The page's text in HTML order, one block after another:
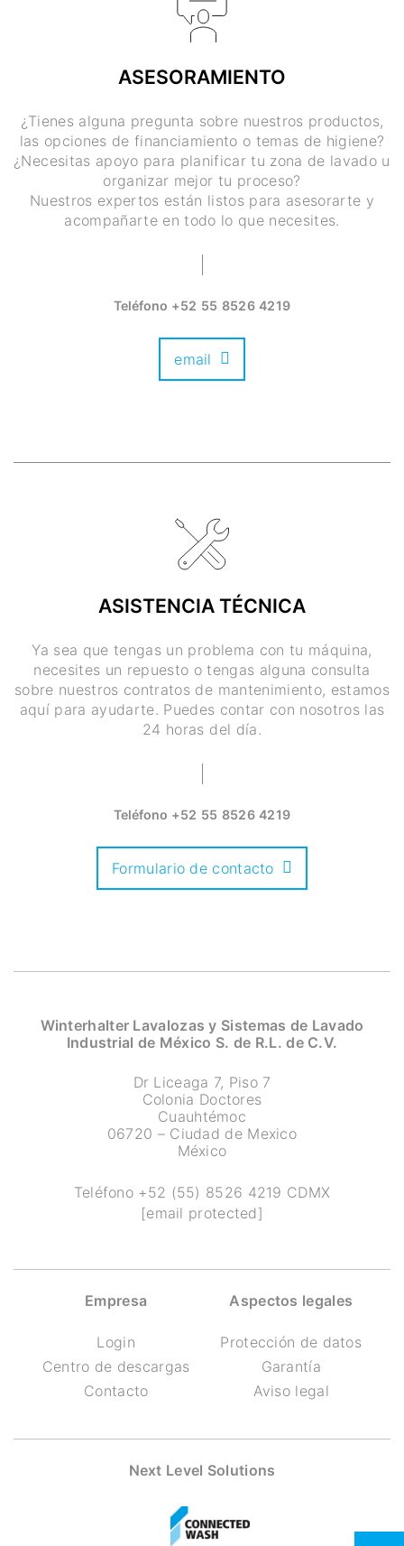
ASESORAMIENTO
¿Tienes alguna pregunta sobre nuestros productos,
las opciones de financiamiento o temas de higiene?
¿Necesitas apoyo para planificar tu zona de lavado u
organizar mejor tu proceso?
Nuestros expertos están listos para asesorarte y
acompañarte en todo lo que necesites.
Teléfono +52 55 8526 4219
email
ASISTENCIA TÉCNICA
Ya sea que tengas un problema con tu máquina,
necesites un repuesto o tengas alguna consulta
sobre nuestros contratos de mantenimiento, estamos
aquí para ayudarte. Puedes contar con nosotros las
24 horas del día.
Teléfono +52 55 8526 4219
Formulario de contacto
Winterhalter Lavalozas y Sistemas de Lavado
Industrial de México S. de R.L. de C.V.
Dr Liceaga 7, Piso 7
Colonia Doctores
Cuauhtémoc
06720 – Ciudad de Mexico
México
Teléfono +52 (55) 8526 4219 CDMX
[email protected]
Empresa
Login
Centro de descargas
Contacto
Aspectos legales
Protección de datos
Garantía
Aviso legal
Next Level Solutions